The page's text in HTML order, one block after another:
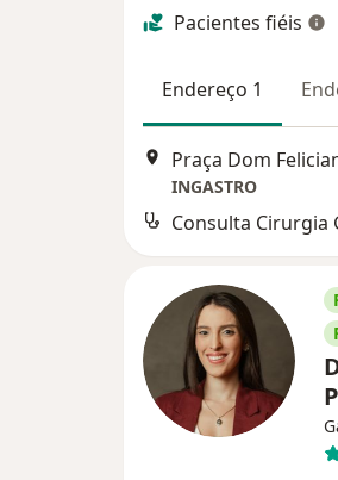
Pacientes fiéis
Endereço 1
INGASTRO
Consulta Cirurgia